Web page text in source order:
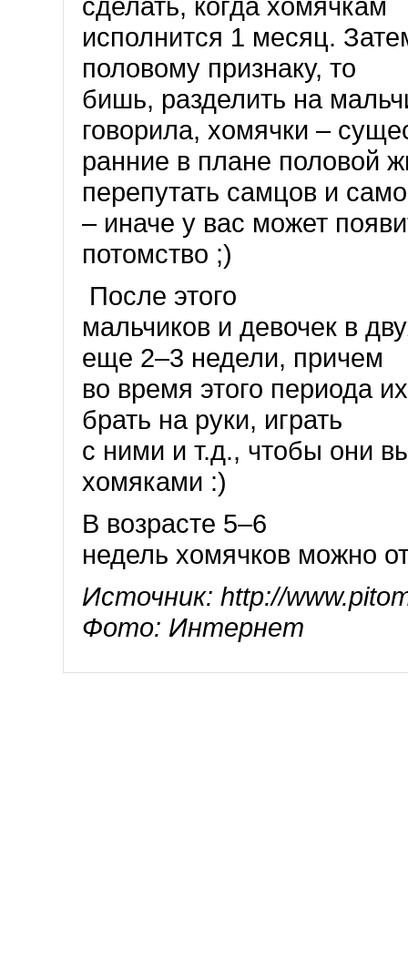
исполнится 1 месяц.
половому признаку, то
бишь, разделить на
говорила, хомячки –
ранние в плане половой
перепутать самцов и
– иначе у вас может
потомство ;)
После этого
мальчиков и девочек в
еще 2–3 недели, причем
во время этого периода
брать на руки, играть
с ними и т.д., чтобы они
хомяками :)
В возрасте 5–6
недель хомячков можно
Источник: http://
Фото: Интернет